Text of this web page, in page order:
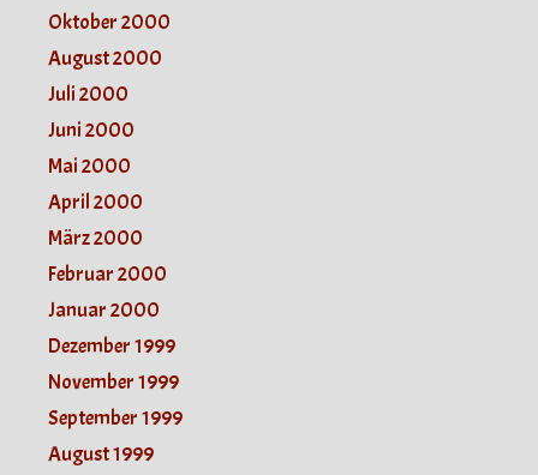
Oktober 2000
August 2000
Juli 2000
Juni 2000
Mai 2000
April 2000
März 2000
Februar 2000
Januar 2000
Dezember 1999
November 1999
September 1999
August 1999